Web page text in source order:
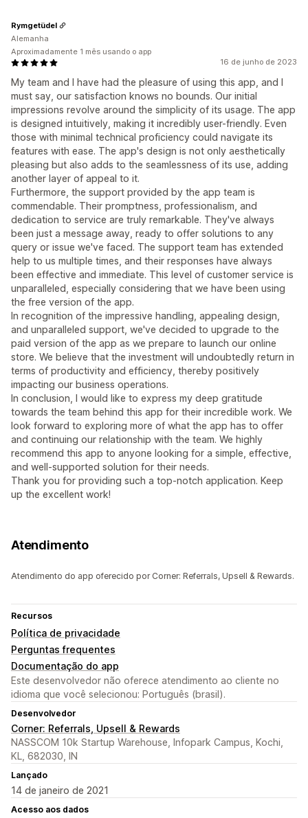
16 de junho de 2023
My team and I have had the pleasure of using this app, and I
must say, our satisfaction knows no bounds. Our initial
impressions revolve around the simplicity of its usage. The app
is designed intuitively, making it incredibly user-friendly. Even
those with minimal technical proficiency could navigate its
features with ease. The app's design is not only aesthetically
pleasing but also adds to the seamlessness of its use, adding
another layer of appeal to it.
Furthermore, the support provided by the app team is
commendable. Their promptness, professionalism, and
dedication to service are truly remarkable. They've always
been just a message away, ready to offer solutions to any
query or issue we've faced. The support team has extended
help to us multiple times, and their responses have always
been effective and immediate. This level of customer service is
unparalleled, especially considering that we have been using
the free version of the app.
In recognition of the impressive handling, appealing design,
and unparalleled support, we've decided to upgrade to the
paid version of the app as we prepare to launch our online
store. We believe that the investment will undoubtedly return in
terms of productivity and efficiency, thereby positively
impacting our business operations.
In conclusion, I would like to express my deep gratitude
towards the team behind this app for their incredible work. We
look forward to exploring more of what the app has to offer
and continuing our relationship with the team. We highly
recommend this app to anyone looking for a simple, effective,
and well-supported solution for their needs.
Thank you for providing such a top-notch application. Keep
up the excellent work!
Rymgetüdel
Alemanha
Aproximadamente 1 mês usando o app
Atendimento
Atendimento do app oferecido por Corner: Referrals, Upsell & Rewards.
Recursos
Política de privacidade
Perguntas frequentes
Documentação do app
Este desenvolvedor não oferece atendimento ao cliente no
idioma que você selecionou: Português (brasil).
Desenvolvedor
Corner: Referrals, Upsell & Rewards
NASSCOM 10k Startup Warehouse, Infopark Campus, Kochi,
KL, 682030, IN
Lançado
14 de janeiro de 2021
Acesso aos dados